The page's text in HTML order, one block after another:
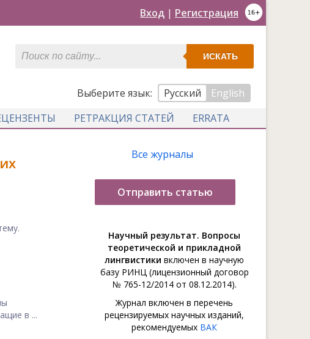
Вход | Регистрация
ИСКАТЬ
Выберите язык: Русский
English
РЕТРАКЦИЯ СТАТЕЙ ERRATA
в ...
Все журналы
Отправить статью
Научный результат. Вопросы
теоретической и прикладной
лингвистики включен в научную
базу РИНЦ (лицензионный договор
№ 765-12/2014 от 08.12.2014).
Журнал включен в перечень
рецензируемых научных изданий,
рекомендуемых ВАК